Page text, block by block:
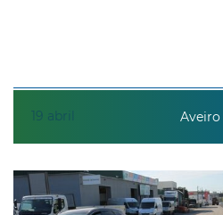
19 abril Aveiro